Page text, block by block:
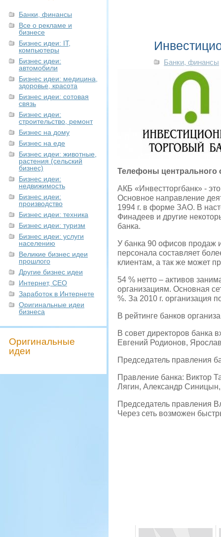
Банки, финансы
Все о рекламе и
бизнесе
Бизнес идеи: IT,
компьютеры
Бизнес идеи:
автомобили
Бизнес идеи: медицина,
здоровье, красота
Бизнес идеи: сотовая
связь
Бизнес идеи:
строительство, ремонт
Бизнес на дому
Бизнес на еде
Бизнес идеи: животные,
растения (сельский
бизнес)
Бизнес идеи:
недвижимость
Бизнес идеи:
производство
Бизнес идеи: техника
Бизнес идеи: туризм
Бизнес идеи: услуги
населению
Великие бизнес идеи
прошлого
Другие бизнес идеи
Интернет, СЕО
Заработок в Интернете
Оригинальные идеи
бизнеса
Оригинальные
идеи
Банки, финансы
Телефоны центрального
АКБ «Инвестторгбанк» -
Основное направление
1994 г. в форме ЗАО. В
Финадеев и другие
банка.
У банка 90 офисов продаж
персонала составляет
клиентам, а так же может
54 % нетто – активов
организациям. Основная
%. За 2010 г. организация
В рейтинге банков
В совет директоров
Евгений Родионов,
Председатель правления
Правление банка: Виктор
Лягин, Александр
Председатель правления
Через сеть возможен